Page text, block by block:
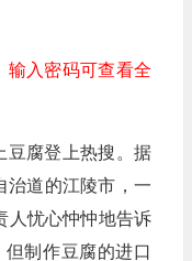
输入密码可查看全
豆腐登上热搜。据
治道的江陵市，一
人忧心忡忡地告诉
制作豆腐的进口